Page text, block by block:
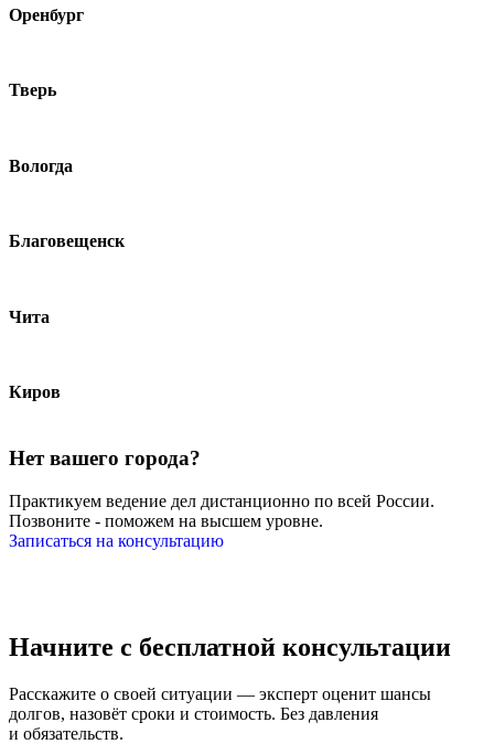
Оренбург
Тверь
Вологда
Благовещенск
Чита
Киров
Нет вашего города?
Практикуем ведение дел дистанционно по всей России.
Позвоните - поможем на высшем уровне.
Записаться на консультацию
Начните с бесплатной консультации
Расскажите о своей ситуации — эксперт оценит шансы
долгов, назовёт сроки и стоимость. Без давления
и обязательств.